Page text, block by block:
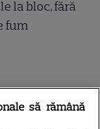
la bloc, fără
fum
să rămână